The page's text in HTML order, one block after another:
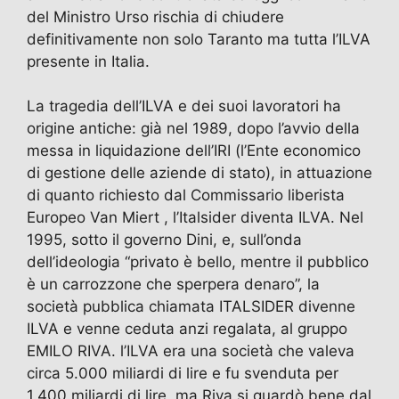
del Ministro Urso rischia di chiudere
definitivamente non solo Taranto ma tutta l’ILVA
presente in Italia.
La tragedia dell’ILVA e dei suoi lavoratori ha
origine antiche: già nel 1989, dopo l’avvio della
messa in liquidazione dell’IRI (l’Ente economico
di gestione delle aziende di stato), in attuazione
di quanto richiesto dal Commissario liberista
Europeo Van Miert , l’Italsider diventa ILVA. Nel
1995, sotto il governo Dini, e, sull’onda
dell’ideologia “privato è bello, mentre il pubblico
è un carrozzone che sperpera denaro”, la
società pubblica chiamata ITALSIDER divenne
ILVA e venne ceduta anzi regalata, al gruppo
EMILO RIVA. l’ILVA era una società che valeva
circa 5.000 miliardi di lire e fu svenduta per